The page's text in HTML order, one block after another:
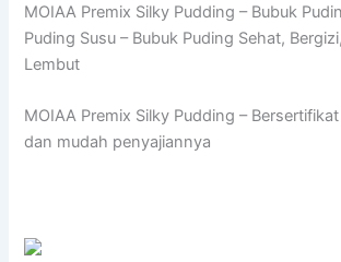
MOIAA Premix Silky Pudding – Bubuk
Puding Susu – Bubuk Puding Sehat,
Lembut
MOIAA Premix Silky Pudding –
dan mudah penyajiannya